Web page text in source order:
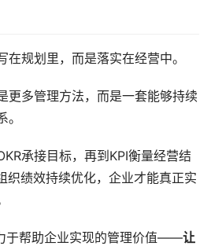
规划里，而是落实在经营中。
更多管理方法，而是一套能够持续
承接目标，再到KPI衡量经营结
织绩效持续优化，企业才能真正实
于帮助企业实现的管理价值——让